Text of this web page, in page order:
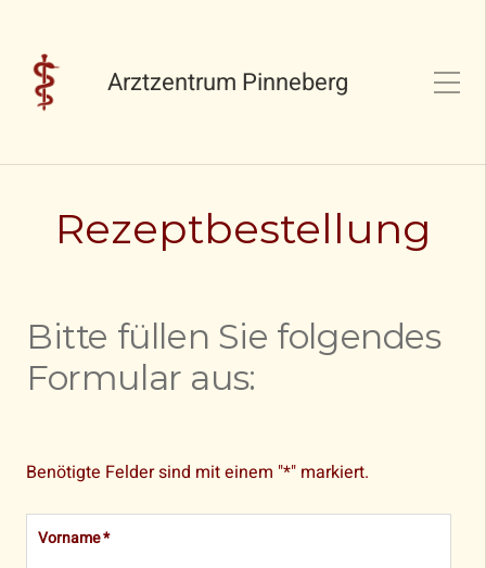
Arztzentrum Pinneberg
Rezeptbestellung
Bitte füllen Sie folgendes
Formular aus:
Benötigte Felder sind mit einem "*" markiert.
Vorname *